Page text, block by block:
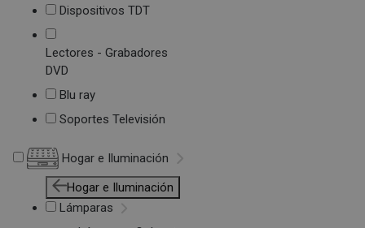
Dispositivos TDT
Lectores - Grabadores
DVD
Blu ray
Soportes Televisión
Hogar e Iluminación
Hogar e Iluminación
Lámparas